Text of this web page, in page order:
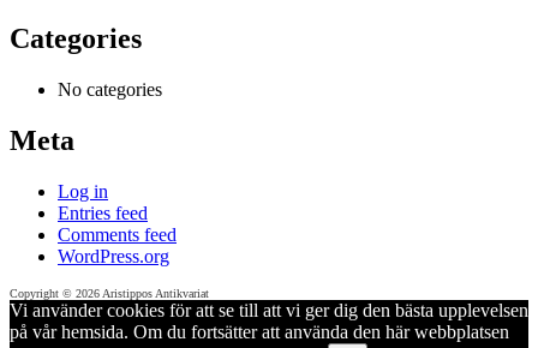
Categories
No categories
Meta
Log in
Entries feed
Comments feed
WordPress.org
Copyright © 2026 Aristippos Antikvariat
Vi använder cookies för att se till att vi ger dig den bästa upplevelsen
på vår hemsida. Om du fortsätter att använda den här webbplatsen